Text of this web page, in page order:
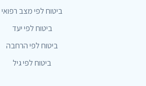
ביטוח לפי מצב רפואי
ביטוח לפי יעד
ביטוח לפי הרחבה
ביטוח לפי גיל